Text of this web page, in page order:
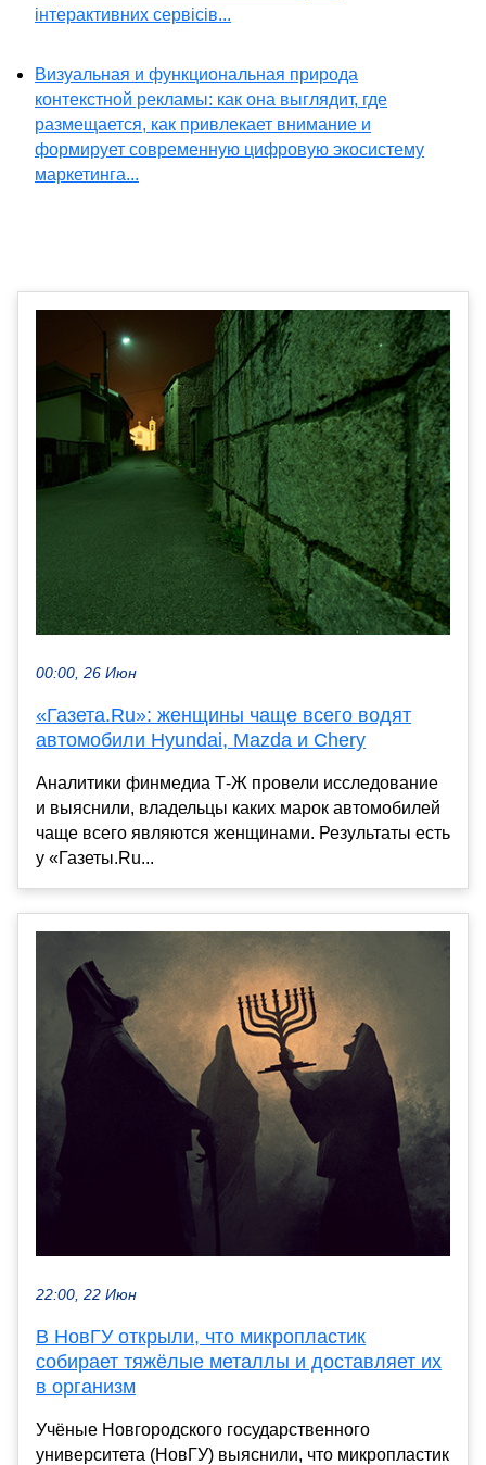
інтерактивних сервісів...
Визуальная и функциональная природа
контекстной рекламы: как она выглядит, где
размещается, как привлекает внимание и
формирует современную цифровую экосистему
маркетинга...
00:00, 26 Июн
«Газета.Ru»: женщины чаще всего водят
автомобили Hyundai, Mazda и Chery
Аналитики финмедиа Т-Ж провели исследование
и выяснили, владельцы каких марок автомобилей
чаще всего являются женщинами. Результаты есть
у «Газеты.Ru...
22:00, 22 Июн
В НовГУ открыли, что микропластик
собирает тяжёлые металлы и доставляет их
в организм
Учёные Новгородского государственного
университета (НовГУ) выяснили, что микропластик